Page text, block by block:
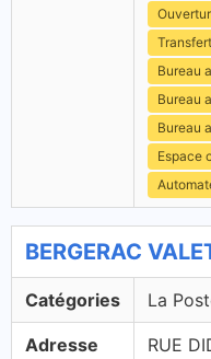
Bureau
Bureau
Bureau
Espace
BERGERAC
Catégories La
Adresse
RUE